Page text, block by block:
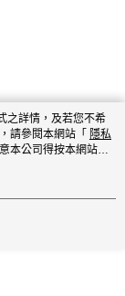
之詳情，及若您不希
請參閱本網站「 隱私
本公司得按本網站使